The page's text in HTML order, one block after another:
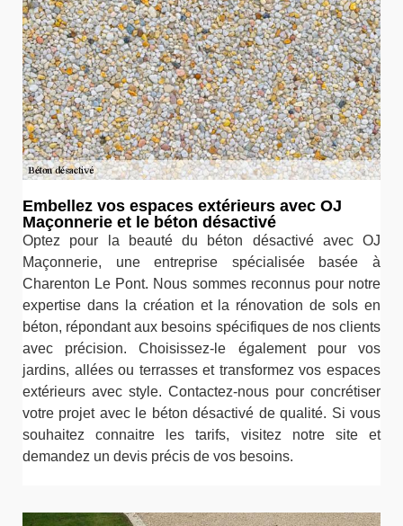
Embellez vos espaces extérieurs avec OJ
Maçonnerie et le béton désactivé
Optez pour la beauté du béton désactivé avec OJ
Maçonnerie, une entreprise spécialisée basée à
Charenton Le Pont. Nous sommes reconnus pour notre
expertise dans la création et la rénovation de sols en
béton, répondant aux besoins spécifiques de nos clients
avec précision. Choisissez-le également pour vos
jardins, allées ou terrasses et transformez vos espaces
extérieurs avec style. Contactez-nous pour concrétiser
votre projet avec le béton désactivé de qualité. Si vous
souhaitez connaitre les tarifs, visitez notre site et
demandez un devis précis de vos besoins.